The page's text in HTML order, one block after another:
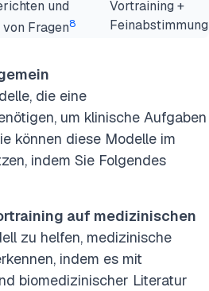
und
Fragen8
Vortraining +
Feinabstimmung
die eine
um klinische Aufgaben
können diese Modelle im
indem Sie Folgendes
auf medizinischen
zu helfen, medizinische
indem es mit
biomedizinischer Literatur